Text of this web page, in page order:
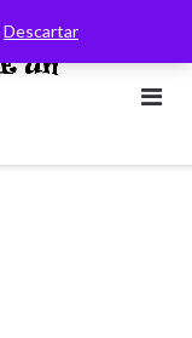
Descartar